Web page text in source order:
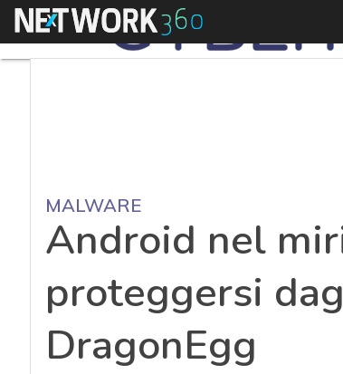
Menu
MALWARE
Android nel
proteggersi
DragonEgg